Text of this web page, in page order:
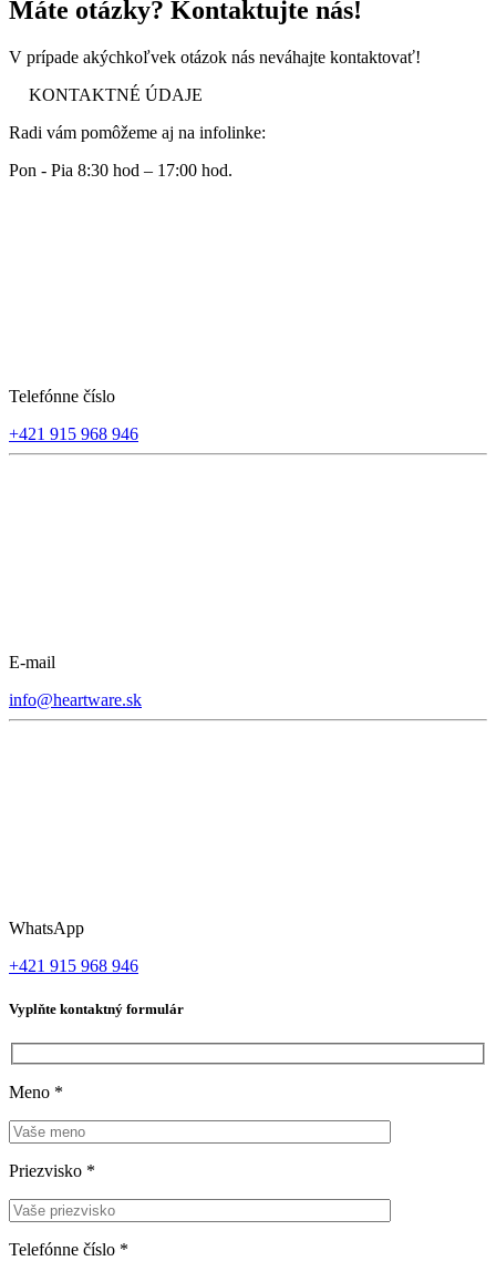
Máte otázky? Kontaktujte nás!
V prípade akýchkoľvek otázok nás neváhajte kontaktovať!
KONTAKTNÉ ÚDAJE
Radi vám pomôžeme aj na infolinke:
Pon - Pia 8:30 hod – 17:00 hod.
Telefónne číslo
+421 915 968 946
E-mail
info@heartware.sk
WhatsApp
+421 915 968 946
Vyplňte kontaktný formulár
Meno *
Priezvisko *
Telefónne číslo *